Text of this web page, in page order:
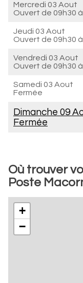
Mercredi 03 Aout
Ouvert de 09h30
Jeudi 03 Aout
Ouvert de 09h30
Vendredi 03 Aout
Ouvert de 09h30
Samedi 03 Aout
Fermée
Dimanche 09
Fermée
Où trouver
Poste
+
−